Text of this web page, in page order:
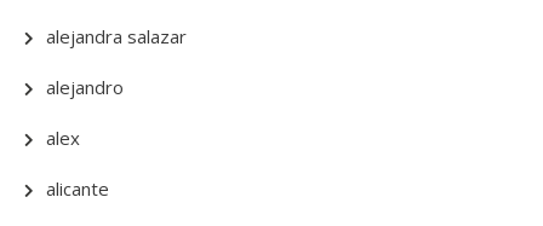
alejandra salazar
alejandro
alex
alicante